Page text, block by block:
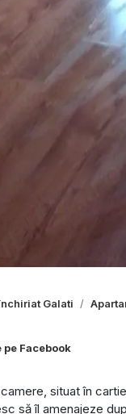
Galati
pe Facebook
situat în
să îl amenajeze